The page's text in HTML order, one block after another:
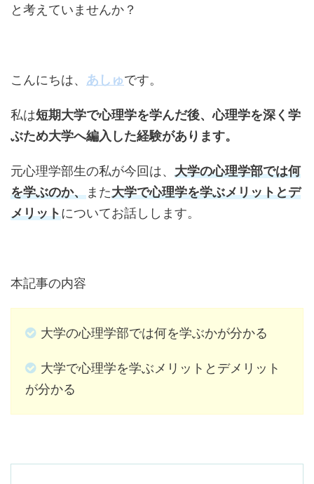
と考えていませんか？
こんにちは、 あしゅです。
私は短期大学で心理学を学んだ後、心理学を深く学
ぶため大学へ編入した経験があります。
元心理学部生の私が今回は、 大学の心理学部では何
を学ぶのか、また大学で心理学を学ぶメリットとデ
メリットについてお話しします。
本記事の内容
大学の心理学部では何を学ぶかが分かる
大学で心理学を学ぶメリットとデメリット
が分かる